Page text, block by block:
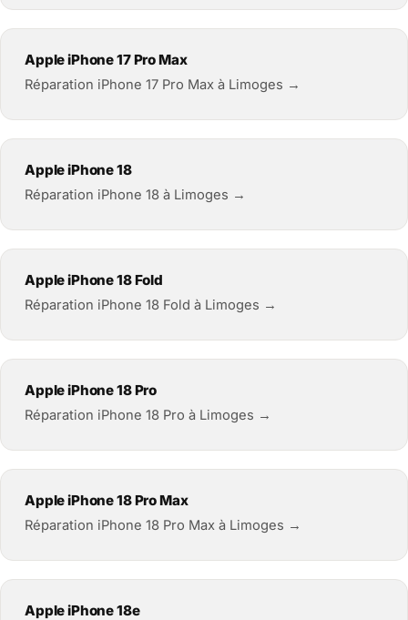
Apple iPhone 17 Pro Max
Réparation iPhone 17 Pro Max à Limoges →
Apple iPhone 18
Réparation iPhone 18 à Limoges →
Apple iPhone 18 Fold
Réparation iPhone 18 Fold à Limoges →
Apple iPhone 18 Pro
Réparation iPhone 18 Pro à Limoges →
Apple iPhone 18 Pro Max
Réparation iPhone 18 Pro Max à Limoges →
Apple iPhone 18e